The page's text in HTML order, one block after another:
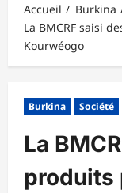
Accueil
Burkina
La BMCRF saisi
Kourwéogo
Burkina Société
La
produits